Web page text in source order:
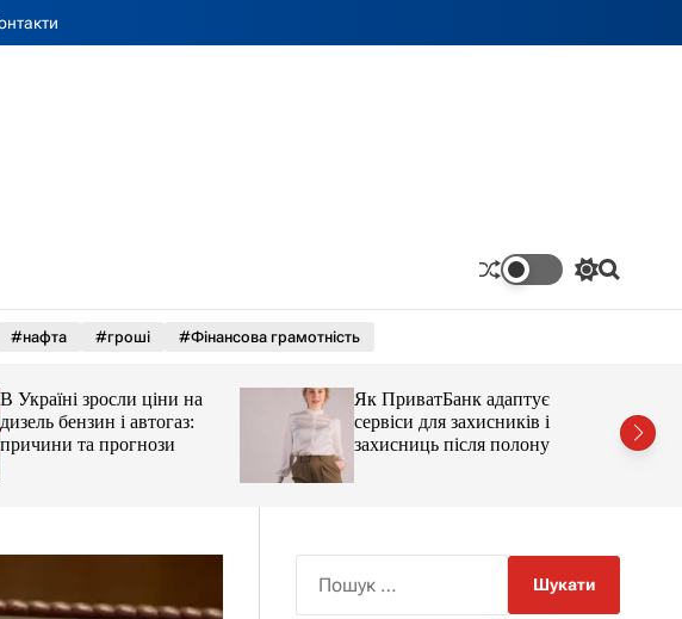
П
к
а
ч
р
о
П
#нафта #гроші #Фінансова грамотність
В Україні зросли ціни на
дизель бензин і автогаз:
причини та прогнози
Як ПриватБанк адаптує
сервіси для захисників і
захисниць після полону